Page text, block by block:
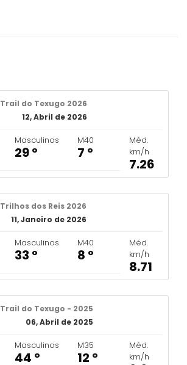
Trail do Texugo 2026
12, Abril de 2026
Masculinos
29 º
M40
7 º
Méd.
km/h
7.26
Trilhos dos Reis 2026
11, Janeiro de 2026
Masculinos
33 º
M40
8 º
Méd.
km/h
8.71
Trail do Texugo - 2025
06, Abril de 2025
Masculinos
44 º
M35
12 º
Méd.
km/h